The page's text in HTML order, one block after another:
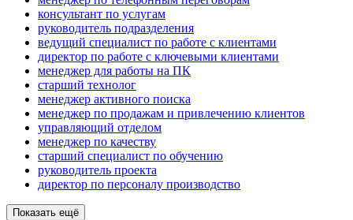
консультант по услугам
руководитель подразделения
ведущий специалист по работе с клиентами
директор по работе с ключевыми клиентами
менеджер для работы на ПК
старший технолог
менеджер активного поиска
менеджер по продажам и привлечению клиентов
управляющий отделом
менеджер по качеству
старший специалист по обучению
руководитель проекта
директор по персоналу производство
Показать ещё